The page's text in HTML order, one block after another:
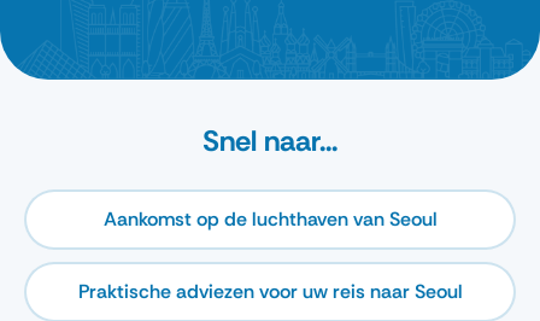
Snel naar...
Aankomst op de luchthaven van Seoul
Praktische adviezen voor uw reis naar Seoul